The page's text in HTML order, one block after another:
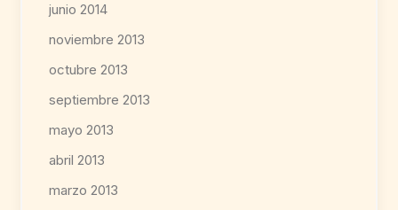
junio 2014
noviembre 2013
octubre 2013
septiembre 2013
mayo 2013
abril 2013
marzo 2013